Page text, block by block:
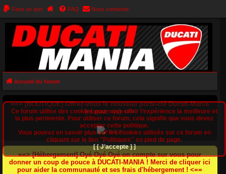
Faire un don FAQ Nous contacter
Accueil du forum
==> [BOUTIQUE] Offrez-vous le nouveau porte-clé Ducati-Mania
(cliquez ici) <==
==> [Hébergement] Oyé Oyé Oyé on compte sur vous pour
donner un coup de pouce à DUCATI-MANIA ! Merci de cliquer ici
pour aider la communauté et ses frais d'hébergement ! <==
Ce forum utilise des cookies pour vous offrir l‘expérience la meilleure et
la plus pertinente. Pour utiliser ce forum, cela signifie que vous devez
accepter cette politique.
Vous pouvez en savoir plus sur les cookies utilisés sur ce forum en
cliquant sur le lien "Politiques" en pied de page.
[ [ J’accepte ] ]